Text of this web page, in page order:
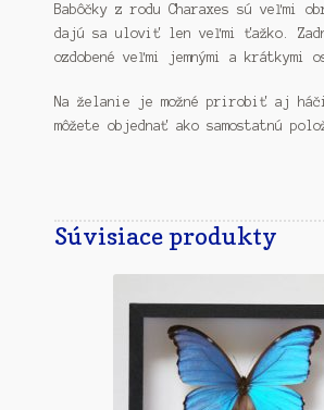
Babôčky z rodu Charaxes sú veľmi
dajú sa uloviť len veľmi ťažko.
ozdobené veľmi jemnými a krátkymi
Na želanie je možné prirobiť aj
môžete objednať ako samostatnú
Súvisiace produkty